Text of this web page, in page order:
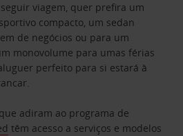
viagem, quer prefira um
compacto, um sedan
de negócios ou para um
monovolume para umas férias
perfeito para si estará à
adiram ao programa de
têm acesso a serviços e modelos